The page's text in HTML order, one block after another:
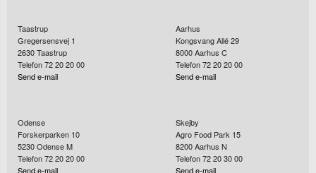
Taastrup
Gregersensvej 1
2630Taastrup
Telefon 72 20 20 00
Send e-mail
Aarhus
Kongsvang Allé 29
8000Aarhus C
Telefon 72 20 20 00
Send e-mail
Odense
Forskerparken 10
5230Odense M
Telefon 72 20 20 00
Send e-mail
Skejby
Agro Food Park 15
8200Aarhus N
Telefon 72 20 30 00
Send e-mail